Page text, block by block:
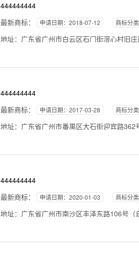
444444444
最新商标：
申请日期：2018-07-12 商标分
地址：广东省广州市白云区石门街滘心村旧
444444444
最新商标：
申请日期：2017-03-28 商标分
地址：广东省广州市番禺区大石街迎宾路362
444444444
最新商标：
申请日期：2020-01-03 商标分
地址：广东省广州市南沙区丰泽东路106号